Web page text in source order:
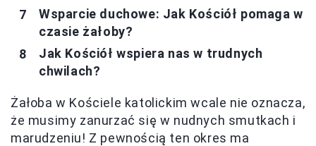
Wsparcie duchowe: Jak Kościół pomaga w
czasie żałoby?
Jak Kościół wspiera nas w trudnych
chwilach?
Żałoba w Kościele katolickim wcale nie oznacza,
że musimy zanurzać się w nudnych smutkach i
marudzeniu! Z pewnością ten okres ma